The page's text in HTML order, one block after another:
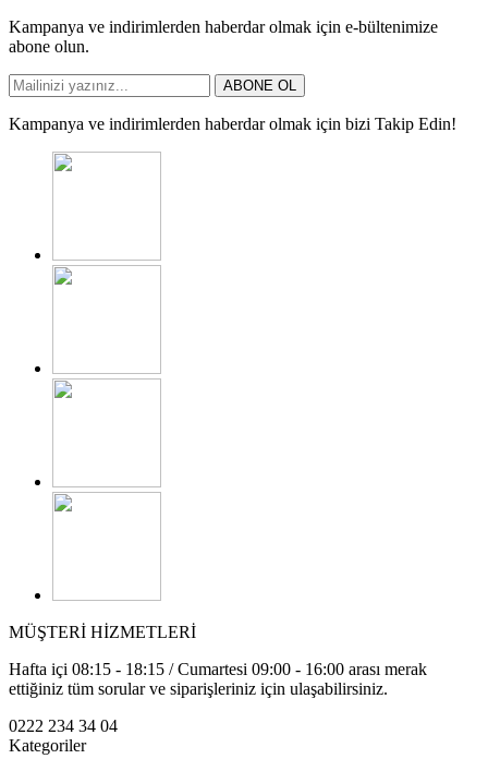
Kampanya ve indirimlerden haberdar olmak için e-bültenimize
abone olun.
ABONE OL
Kampanya ve indirimlerden haberdar olmak için bizi Takip Edin!
MÜŞTERİ HİZMETLERİ
Hafta içi 08:15 - 18:15 / Cumartesi 09:00 - 16:00 arası merak
ettiğiniz tüm sorular ve siparişleriniz için ulaşabilirsiniz.
0222 234 34 04
Kategoriler